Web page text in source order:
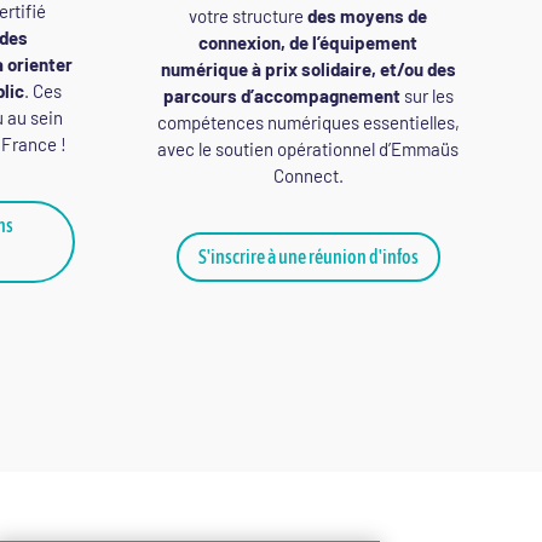
orienter
. Ces
au sein
!
votre structure des moyens de
connexion, de l’équipement
numérique à prix solidaire, et/ou des
parcours d’accompagnementsur les
compétences numériques essentielles,
avec le soutien opérationnel d’Emmaüs
Connect.
S'inscrire à une réunion d'infos